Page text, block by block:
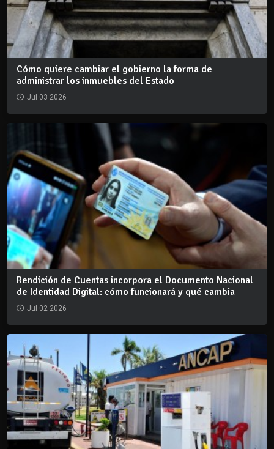
Cómo quiere cambiar el gobierno la forma de
administrar los inmuebles del Estado
Jul 03 2026
Rendición de Cuentas incorpora el Documento Nacional
de Identidad Digital: cómo funcionará y qué cambia
Jul 02 2026